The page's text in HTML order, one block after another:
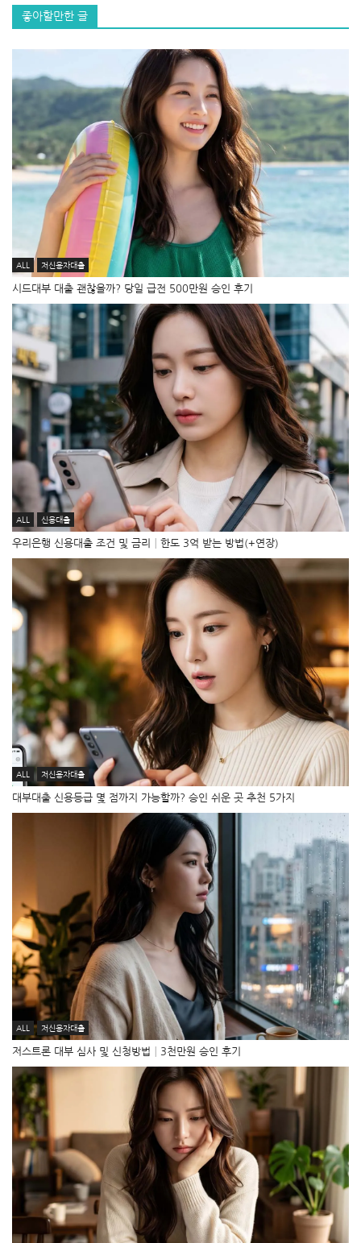
좋아할만한 글
ALL 저신용자대출
시드대부 대출 괜찮을까? 당일 급전 500만원 승인 후기
ALL 신용대출
우리은행 신용대출 조건 및 금리│한도 3억 받는 방법(+연장)
ALL 저신용자대출
대부대출 신용등급 몇 점까지 가능할까? 승인 쉬운 곳 추천 5가지
ALL 저신용자대출
저스트론 대부 심사 및 신청방법│3천만원 승인 후기